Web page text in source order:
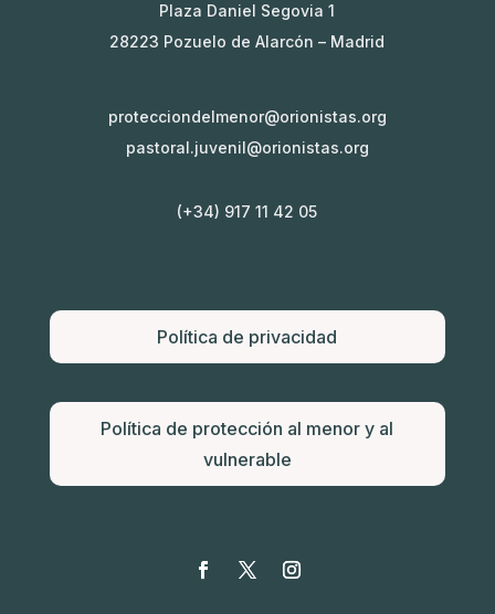
Plaza Daniel Segovia 1
28223 Pozuelo de Alarcón – Madrid
protecciondelmenor@orionistas.org
pastoral.juvenil@orionistas.org
(+34) 917 11 42 05
Política de privacidad
Política de protección al menor y al
vulnerable